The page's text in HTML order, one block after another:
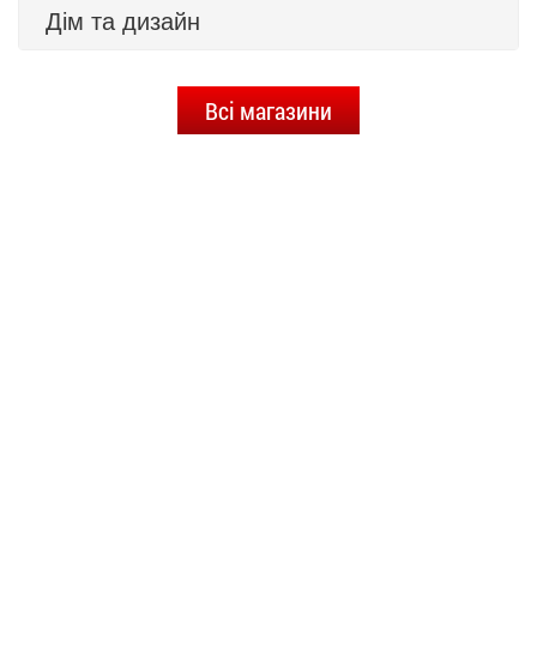
Дім та дизайн
Всі магазини